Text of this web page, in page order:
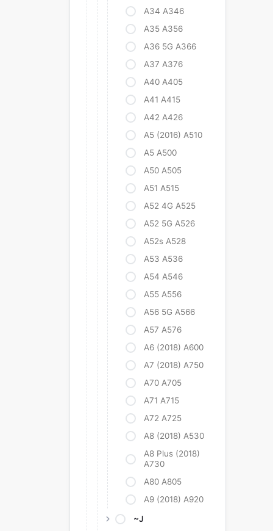
A34 A346
A35 A356
A36 5G A366
A37 A376
A40 A405
A41 A415
A42 A426
A5 (2016) A510
A5 A500
A50 A505
A51 A515
A52 4G A525
A52 5G A526
A52s A528
A53 A536
A54 A546
A55 A556
A56 5G A566
A57 A576
A6 (2018) A600
A7 (2018) A750
A70 A705
A71 A715
A72 A725
A8 (2018) A530
A8 Plus (2018)
A730
A80 A805
A9 (2018) A920
~J